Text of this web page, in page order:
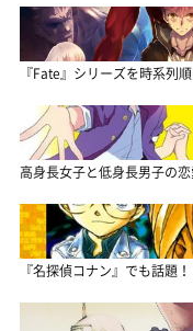
『Fate』シリーズを時系列
高身長女子と低身長男子の
『名探偵コナン』でも話題